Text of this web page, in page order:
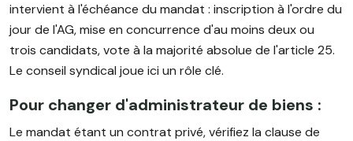
intervient à l'échéance du mandat : inscription à l'ordre du
jour de l'AG, mise en concurrence d'au moins deux ou
trois candidats, vote à la majorité absolue de l'article 25.
Le conseil syndical joue ici un rôle clé.
Pour changer d'administrateur de biens :
Le mandat étant un contrat privé, vérifiez la clause de